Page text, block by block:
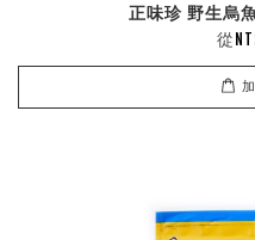
正味珍 野生烏
從